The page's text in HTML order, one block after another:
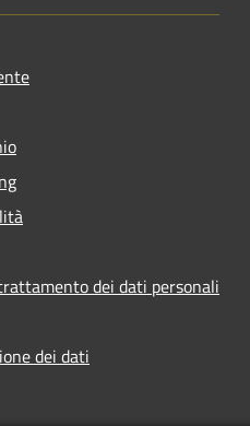
dei dati personali
dei dati